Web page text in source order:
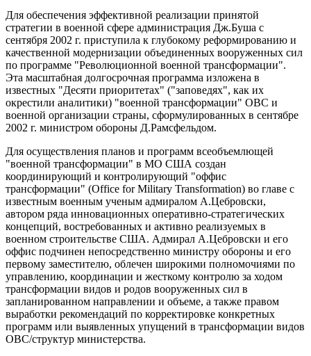
Для обеспечения эффективной реализации принятой
стратегии в военной сфере администрация Дж.Буша с
сентября 2002 г. приступила к глубокому реформированию и
качественной модернизации объединенных вооруженных сил
по программе "Революционной военной трансформации".
Эта масштабная долгосрочная программа изложена в
известных "Десяти приоритетах" ("заповедях", как их
окрестили аналитики) "военной трансформации" ОВС и
военной организации страны, сформулированных в сентябре
2002 г. министром обороны Д.Рамсфельдом.
Для осуществления планов и программ всеобъемлющей
"военной трансформации" в МО США создан
координирующий и контролирующий "оффис
трансформации" (Office for Military Transformation) во главе с
известным военным ученым адмиралом А.Цебровски,
автором ряда инновационных оперативно-стратегических
концепций, востребованных и активно реализуемых в
военном строительстве США. Адмирал А.Цебровски и его
оффис подчинен непосредственно министру обороны и его
первому заместителю, облечен широкими полномочиями по
управлению, координации и жесткому контролю за ходом
трансформации видов и родов вооруженных сил в
запланированном направлении и объеме, а также правом
выработки рекомендаций по корректировке конкретных
программ или выявленных упущений в трансформации видов
ОВС/структур министерства.